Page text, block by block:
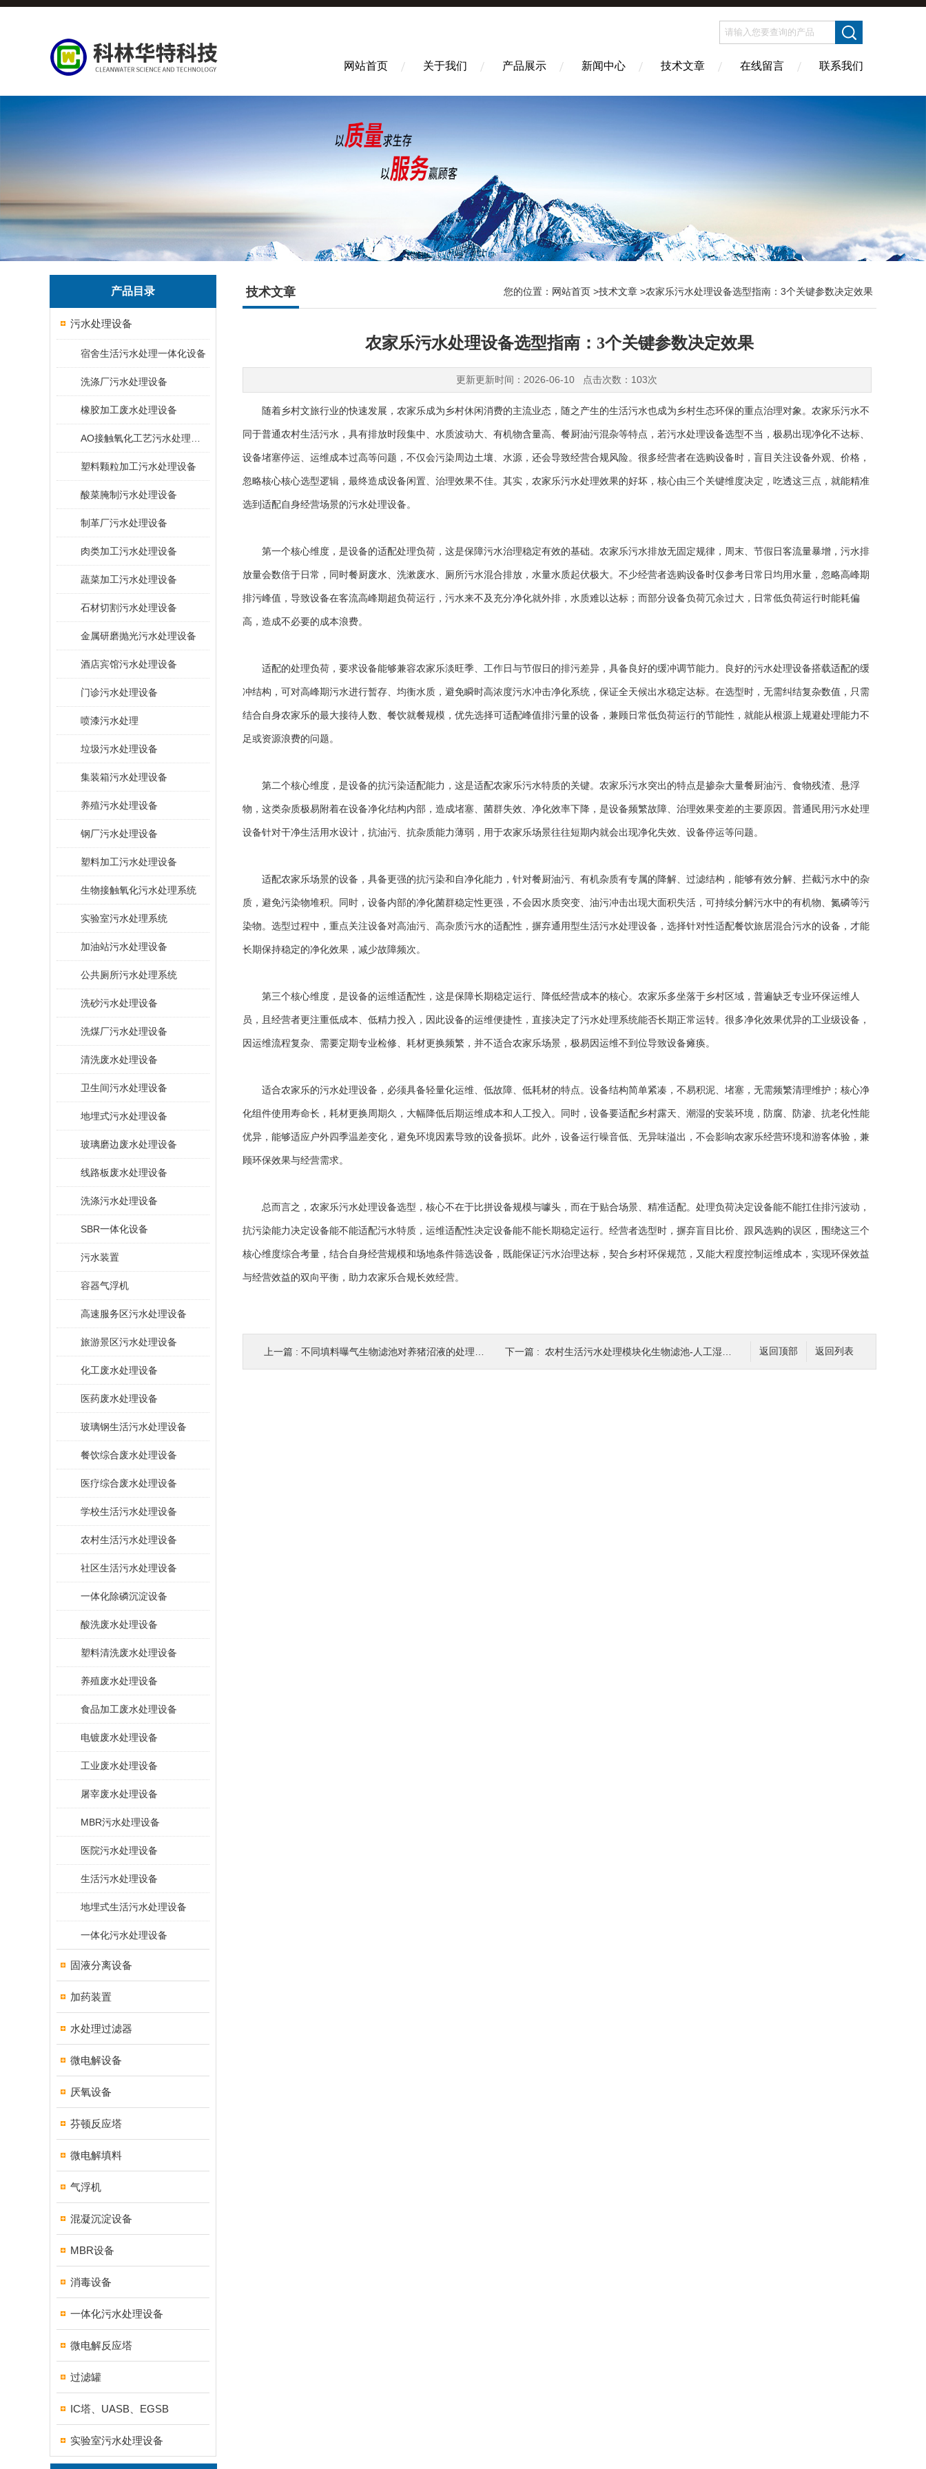
网站首页 关于我们 产品展示 新闻中心 技术文章 在线留言 联系我们
产品目录
污水处理设备
宿舍生活污水处理一体化设备
洗涤厂污水处理设备
橡胶加工废水处理设备
塑料颗粒加工污水处理设备
酸菜腌制污水处理设备
制革厂污水处理设备
肉类加工污水处理设备
蔬菜加工污水处理设备
石材切割污水处理设备
金属研磨抛光污水处理设备
酒店宾馆污水处理设备
门诊污水处理设备
喷漆污水处理
垃圾污水处理设备
集装箱污水处理设备
养殖污水处理设备
钢厂污水处理设备
塑料加工污水处理设备
生物接触氧化污水处理系统
​实验室污水处理系统
加油站污水处理设备
公共厕所污水处理系统
洗砂污水处理设备
洗煤厂污水处理设备
清洗废水处理设备
卫生间污水处理设备
地埋式污水处理设备
玻璃磨边废水处理设备
线路板废水处理设备
洗涤污水处理设备
SBR一体化设备
污水装置
容器气浮机
高速服务区污水处理设备
旅游景区污水处理设备
化工废水处理设备
医药废水处理设备
玻璃钢生活污水处理设备
餐饮综合废水处理设备
医疗综合废水处理设备
学校生活污水处理设备
农村生活污水处理设备
社区生活污水处理设备
一体化除磷沉淀设备
酸洗废水处理设备
塑料清洗废水处理设备
养殖废水处理设备
食品加工废水处理设备
电镀废水处理设备
工业废水处理设备
屠宰废水处理设备
MBR污水处理设备
医院污水处理设备
生活污水处理设备
地埋式生活污水处理设备
一体化污水处理设备
固液分离设备
加药装置
水处理过滤器
微电解设备
厌氧设备
芬顿反应塔
微电解填料
气浮机
混凝沉淀设备
MBR设备
消毒设备
一体化污水处理设备
微电解反应塔
过滤罐
IC塔、UASB、EGSB
实验室污水处理设备
技术文章 您的位置： 网站首页 >技术文章 >农家乐污水处理设备选型指南：3个关键参数决定效果
农家乐污水处理设备选型指南：3个关键参数决定效果
更新更新时间：2026-06-10 点击次数：103次
随着乡村文旅行业的快速发展，农家乐成为乡村休闲消费的主流业态，随之产生的生活污水也成为乡村生态环保的重点治理对象。农家乐污水不
同于普通农村生活污水，具有排放时段集中、水质波动大、有机物含量高、餐厨油污混杂等特点，若污水处理设备选型不当，极易出现净化不达标、
设备堵塞停运、运维成本过高等问题，不仅会污染周边土壤、水源，还会导致经营合规风险。很多经营者在选购设备时，盲目关注设备外观、价格，
忽略核心核心选型逻辑，最终造成设备闲置、治理效果不佳。其实，农家乐污水处理效果的好坏，核心由三个关键维度决定，吃透这三点，就能精准
选到适配自身经营场景的污水处理设备。
第一个核心维度，是设备的适配处理负荷，这是保障污水治理稳定有效的基础。农家乐污水排放无固定规律，周末、节假日客流量暴增，污水排
放量会数倍于日常，同时餐厨废水、洗漱废水、厕所污水混合排放，水量水质起伏极大。不少经营者选购设备时仅参考日常日均用水量，忽略高峰期
排污峰值，导致设备在客流高峰期超负荷运行，污水来不及充分净化就外排，水质难以达标；而部分设备负荷冗余过大，日常低负荷运行时能耗偏
高，造成不必要的成本浪费。
适配的处理负荷，要求设备能够兼容农家乐淡旺季、工作日与节假日的排污差异，具备良好的缓冲调节能力。良好的污水处理设备搭载适配的缓
冲结构，可对高峰期污水进行暂存、均衡水质，避免瞬时高浓度污水冲击净化系统，保证全天候出水稳定达标。在选型时，无需纠结复杂数值，只需
结合自身农家乐的最大接待人数、餐饮就餐规模，优先选择可适配峰值排污量的设备，兼顾日常低负荷运行的节能性，就能从根源上规避处理能力不
足或资源浪费的问题。
第二个核心维度，是设备的抗污染适配能力，这是适配农家乐污水特质的关键。农家乐污水突出的特点是掺杂大量餐厨油污、食物残渣、悬浮
物，这类杂质极易附着在设备净化结构内部，造成堵塞、菌群失效、净化效率下降，是设备频繁故障、治理效果变差的主要原因。普通民用污水处理
设备针对干净生活用水设计，抗油污、抗杂质能力薄弱，用于农家乐场景往往短期内就会出现净化失效、设备停运等问题。
适配农家乐场景的设备，具备更强的抗污染和自净化能力，针对餐厨油污、有机杂质有专属的降解、过滤结构，能够有效分解、拦截污水中的杂
质，避免污染物堆积。同时，设备内部的净化菌群稳定性更强，不会因水质突变、油污冲击出现大面积失活，可持续分解污水中的有机物、氮磷等污
染物。选型过程中，重点关注设备对高油污、高杂质污水的适配性，摒弃通用型生活污水处理设备，选择针对性适配餐饮旅居混合污水的设备，才能
长期保持稳定的净化效果，减少故障频次。
第三个核心维度，是设备的运维适配性，这是保障长期稳定运行、降低经营成本的核心。农家乐多坐落于乡村区域，普遍缺乏专业环保运维人
员，且经营者更注重低成本、低精力投入，因此设备的运维便捷性，直接决定了污水处理系统能否长期正常运转。很多净化效果优异的工业级设备，
因运维流程复杂、需要定期专业检修、耗材更换频繁，并不适合农家乐场景，极易因运维不到位导致设备瘫痪。
适合农家乐的污水处理设备，必须具备轻量化运维、低故障、低耗材的特点。设备结构简单紧凑，不易积泥、堵塞，无需频繁清理维护；核心净
化组件使用寿命长，耗材更换周期久，大幅降低后期运维成本和人工投入。同时，设备要适配乡村露天、潮湿的安装环境，防腐、防渗、抗老化性能
优异，能够适应户外四季温差变化，避免环境因素导致的设备损坏。此外，设备运行噪音低、无异味溢出，不会影响农家乐经营环境和游客体验，兼
顾环保效果与经营需求。
总而言之，农家乐污水处理设备选型，核心不在于比拼设备规模与噱头，而在于贴合场景、精准适配。处理负荷决定设备能不能扛住排污波动，
抗污染能力决定设备能不能适配污水特质，运维适配性决定设备能不能长期稳定运行。经营者选型时，摒弃盲目比价、跟风选购的误区，围绕这三个
核心维度综合考量，结合自身经营规模和场地条件筛选设备，既能保证污水治理达标，契合乡村环保规范，又能大程度控制运维成本，实现环保效益
与经营效益的双向平衡，助力农家乐合规长效经营。
返回列表
返回顶部
上一篇 : 不同填料曝气生物滤池对养猪沼液的处理效果 下一篇 : 农村生活污水处理模块化生物滤池-人工湿地技术